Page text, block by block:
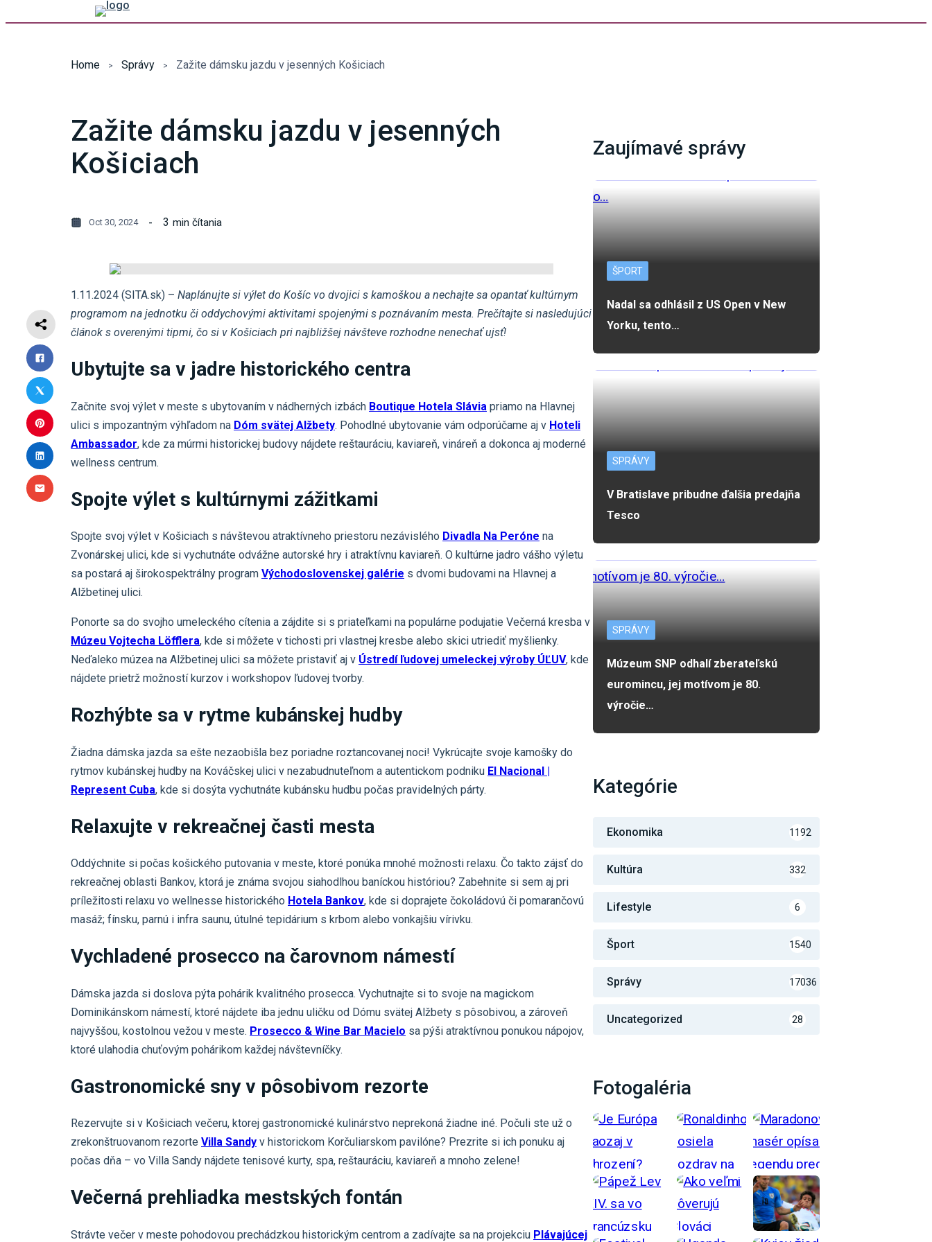
Home Správy Zažite dámsku jazdu v jesenných Košiciach
Zažite dámsku jazdu v jesenných
Košiciach
Oct 30, 2024 3 min čítania
1.11.2024 (SITA.sk) – Naplánujte si výlet do Košíc vo dvojici s kamoškou a nechajte sa opantať kultúrnym
programom na jednotku či oddychovými aktivitami spojenými s poznávaním mesta. Prečítajte si nasledujúci
článok s overenými tipmi, čo si v Košiciach pri najbližšej návšteve rozhodne nenechať ujsť!
Ubytujte sa v jadre historického centra
Začnite svoj výlet v meste s ubytovaním v nádherných izbách Boutique Hotela Slávia priamo na Hlavnej
ulici s impozantným výhľadom na Dóm svätej Alžbety. Pohodlné ubytovanie vám odporúčame aj v Hoteli
Ambassador, kde za múrmi historickej budovy nájdete reštauráciu, kaviareň, vináreň a dokonca aj moderné
wellness centrum.
Spojte výlet s kultúrnymi zážitkami
Spojte svoj výlet v Košiciach s návštevou atraktívneho priestoru nezávislého Divadla Na Peróne na
Zvonárskej ulici, kde si vychutnáte odvážne autorské hry i atraktívnu kaviareň. O kultúrne jadro vášho výletu
sa postará aj širokospektrálny program Východoslovenskej galérie s dvomi budovami na Hlavnej a
Alžbetinej ulici.
Ponorte sa do svojho umeleckého cítenia a zájdite si s priateľkami na populárne podujatie Večerná kresba v
Múzeu Vojtecha Löfflera, kde si môžete v tichosti pri vlastnej kresbe alebo skici utriediť myšlienky.
Neďaleko múzea na Alžbetinej ulici sa môžete pristaviť aj v Ústredí ľudovej umeleckej výroby ÚĽUV, kde
nájdete prietrž možností kurzov i workshopov ľudovej tvorby.
Rozhýbte sa v rytme kubánskej hudby
Žiadna dámska jazda sa ešte nezaobišla bez poriadne roztancovanej noci! Vykrúcajte svoje kamošky do
rytmov kubánskej hudby na Kováčskej ulici v nezabudnuteľnom a autentickom podniku El Nacional |
Represent Cuba, kde si dosýta vychutnáte kubánsku hudbu počas pravidelných párty.
Relaxujte v rekreačnej časti mesta
Oddýchnite si počas košického putovania v meste, ktoré ponúka mnohé možnosti relaxu. Čo takto zájsť do
rekreačnej oblasti Bankov, ktorá je známa svojou siahodlhou baníckou históriou? Zabehnite si sem aj pri
príležitosti relaxu vo wellnesse historického Hotela Bankov, kde si doprajete čokoládovú či pomarančovú
masáž; fínsku, parnú i infra saunu, útulné tepidárium s krbom alebo vonkajšiu vírivku.
Vychladené prosecco na čarovnom námestí
Dámska jazda si doslova pýta pohárik kvalitného prosecca. Vychutnajte si to svoje na magickom
Dominikánskom námestí, ktoré nájdete iba jednu uličku od Dómu svätej Alžbety s pôsobivou, a zároveň
najvyššou, kostolnou vežou v meste. Prosecco & Wine Bar Macielo sa pýši atraktívnou ponukou nápojov,
ktoré ulahodia chuťovým pohárikom každej návštevníčky.
Gastronomické sny v pôsobivom rezorte
Rezervujte si v Košiciach večeru, ktorej gastronomické kulinárstvo neprekoná žiadne iné. Počuli ste už o
zrekonštruovanom rezorte Villa Sandy v historickom Korčuliarskom pavilóne? Prezrite si ich ponuku aj
počas dňa – vo Villa Sandy nájdete tenisové kurty, spa, reštauráciu, kaviareň a mnoho zelene!
Večerná prehliadka mestských fontán
Strávte večer v meste pohodovou prechádzkou historickým centrom a zadívajte sa na projekciu Plávajúcej
Zaujímavé správy
ŠPORT
Nadal sa odhlásil z US Open v New
Yorku, tento…
SPRÁVY
V Bratislave pribudne ďalšia predajňa
Tesco
SPRÁVY
Múzeum SNP odhalí zberateľskú
euromincu, jej motívom je 80.
výročie…
Kategórie
Ekonomika 1192
Kultúra 332
Lifestyle 6
Šport 1540
Správy 17036
Uncategorized 28
Fotogaléria